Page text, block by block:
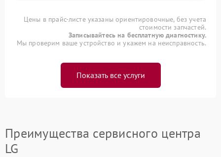
Цены в прайс-листе указаны ориентировочные, без учета
стоимости запчастей.
Записывайтесь на бесплатную диагностику.
Мы проверим ваше устройство и укажем на неисправность.
Показать все услуги
Преимущества сервисного центра
LG